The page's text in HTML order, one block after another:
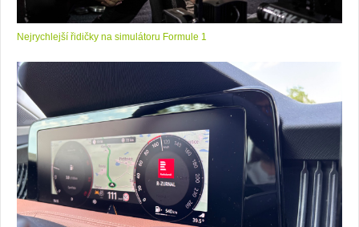
Nejrychlejší řidičky na simulátoru Formule 1